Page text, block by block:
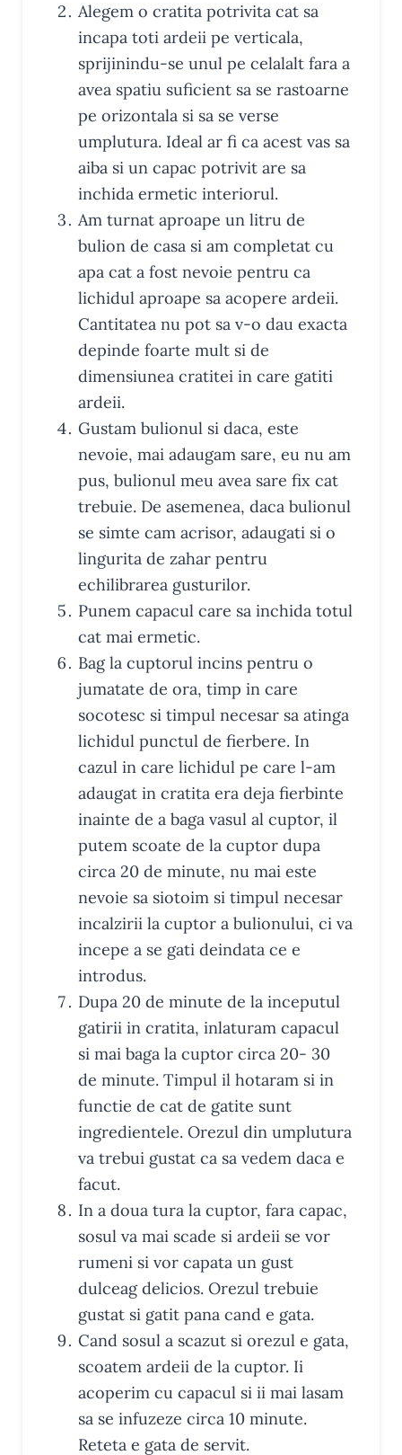
Alegem o cratita potrivita cat sa
incapa toti ardeii pe verticala,
sprijinindu-se unul pe celalalt fara a
avea spatiu suficient sa se rastoarne
pe orizontala si sa se verse
umplutura. Ideal ar fi ca acest vas sa
aiba si un capac potrivit are sa
inchida ermetic interiorul.
Am turnat aproape un litru de
bulion de casa si am completat cu
apa cat a fost nevoie pentru ca
lichidul aproape sa acopere ardeii.
Cantitatea nu pot sa v-o dau exacta
depinde foarte mult si de
dimensiunea cratitei in care gatiti
ardeii.
Gustam bulionul si daca, este
nevoie, mai adaugam sare, eu nu am
pus, bulionul meu avea sare fix cat
trebuie. De asemenea, daca bulionul
se simte cam acrisor, adaugati si o
lingurita de zahar pentru
echilibrarea gusturilor.
Punem capacul care sa inchida totul
cat mai ermetic.
Bag la cuptorul incins pentru o
jumatate de ora, timp in care
socotesc si timpul necesar sa atinga
lichidul punctul de fierbere. In
cazul in care lichidul pe care l-am
adaugat in cratita era deja fierbinte
inainte de a baga vasul al cuptor, il
putem scoate de la cuptor dupa
circa 20 de minute, nu mai este
nevoie sa siotoim si timpul necesar
incalzirii la cuptor a bulionului, ci va
incepe a se gati deindata ce e
introdus.
Dupa 20 de minute de la inceputul
gatirii in cratita, inlaturam capacul
si mai baga la cuptor circa 20- 30
de minute. Timpul il hotaram si in
functie de cat de gatite sunt
ingredientele. Orezul din umplutura
va trebui gustat ca sa vedem daca e
facut.
In a doua tura la cuptor, fara capac,
sosul va mai scade si ardeii se vor
rumeni si vor capata un gust
dulceag delicios. Orezul trebuie
gustat si gatit pana cand e gata.
Cand sosul a scazut si orezul e gata,
scoatem ardeii de la cuptor. Ii
acoperim cu capacul si ii mai lasam
sa se infuzeze circa 10 minute.
Reteta e gata de servit.